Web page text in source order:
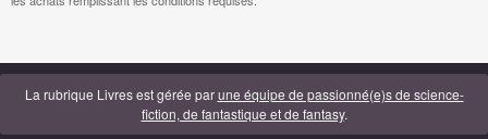
La rubrique Livres est gérée parune équipe de passionné(e)s de science-
fiction, de fantastique et de fantasy.